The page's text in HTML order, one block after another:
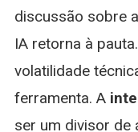
discussão sobre
IA retorna à
volatilidade
ferramenta. A
ser um divisor de